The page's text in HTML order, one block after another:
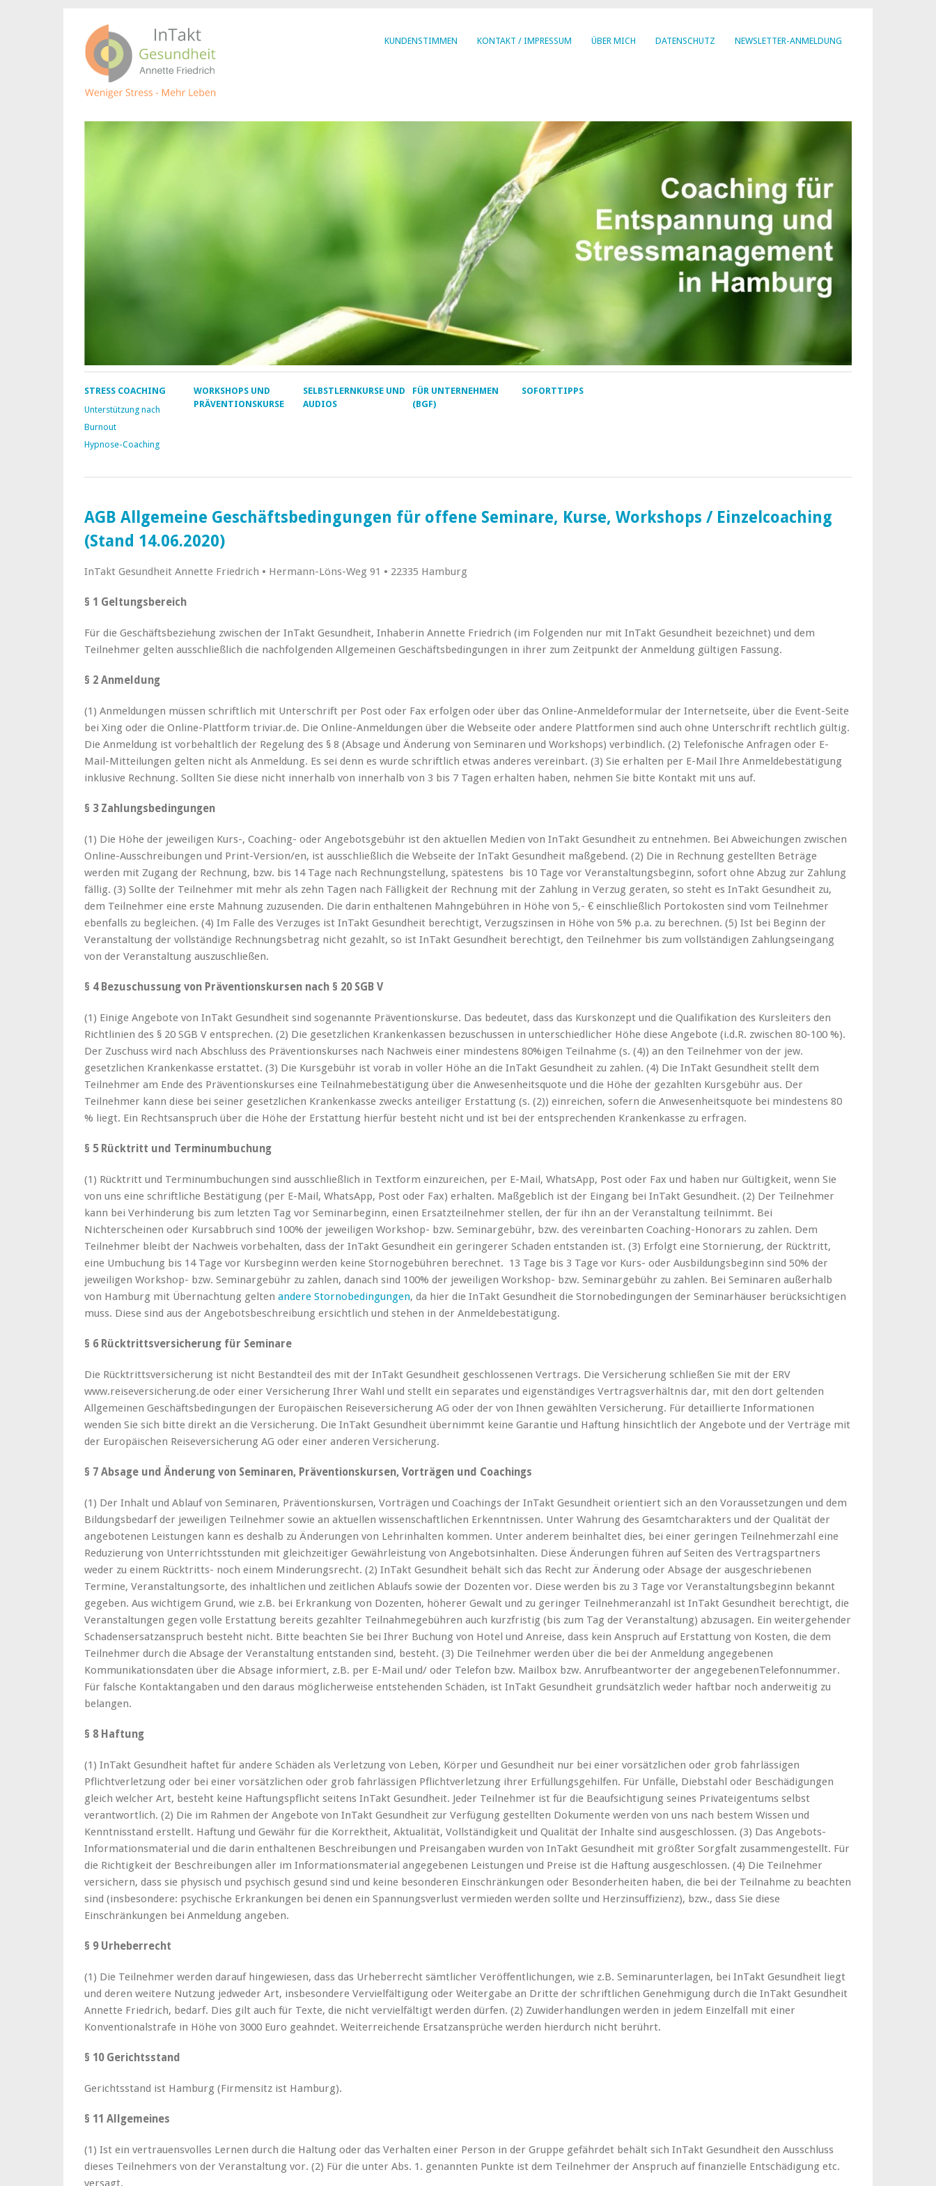
KUNDENSTIMMEN KONTAKT / IMPRESSUM ÜBER MICH DATENSCHUTZ NEWSLETTER-ANMELDUNG
STRESS COACHING
Unterstützung nach
Burnout
Hypnose-Coaching
WORKSHOPS UND
PRÄVENTIONSKURSE
SELBSTLERNKURSE UND
AUDIOS
FÜR UNTERNEHMEN
(BGF)
SOFORTTIPPS
AGB Allgemeine Geschäftsbedingungen für offene Seminare, Kurse, Workshops / Einzelcoaching
(Stand 14.06.2020)
InTakt Gesundheit Annette Friedrich • Hermann-Löns-Weg 91 • 22335 Hamburg
§ 1 Geltungsbereich
Für die Geschäftsbeziehung zwischen der InTakt Gesundheit, Inhaberin Annette Friedrich (im Folgenden nur mit InTakt Gesundheit bezeichnet) und dem
Teilnehmer gelten ausschließlich die nachfolgenden Allgemeinen Geschäftsbedingungen in ihrer zum Zeitpunkt der Anmeldung gültigen Fassung.
§ 2 Anmeldung
(1) Anmeldungen müssen schriftlich mit Unterschrift per Post oder Fax erfolgen oder über das Online-Anmeldeformular der Internetseite, über die Event-Seite
bei Xing oder die Online-Plattform triviar.de. Die Online-Anmeldungen über die Webseite oder andere Plattformen sind auch ohne Unterschrift rechtlich gültig.
Die Anmeldung ist vorbehaltlich der Regelung des § 8 (Absage und Änderung von Seminaren und Workshops) verbindlich. (2) Telefonische Anfragen oder E-
Mail-Mitteilungen gelten nicht als Anmeldung. Es sei denn es wurde schriftlich etwas anderes vereinbart. (3) Sie erhalten per E-Mail Ihre Anmeldebestätigung
inklusive Rechnung. Sollten Sie diese nicht innerhalb von innerhalb von 3 bis 7 Tagen erhalten haben, nehmen Sie bitte Kontakt mit uns auf.
§ 3 Zahlungsbedingungen
(1) Die Höhe der jeweiligen Kurs-, Coaching- oder Angebotsgebühr ist den aktuellen Medien von InTakt Gesundheit zu entnehmen. Bei Abweichungen zwischen
Online-Ausschreibungen und Print-Version/en, ist ausschließlich die Webseite der InTakt Gesundheit maßgebend. (2) Die in Rechnung gestellten Beträge
werden mit Zugang der Rechnung, bzw. bis 14 Tage nach Rechnungstellung, spätestens bis 10 Tage vor Veranstaltungsbeginn, sofort ohne Abzug zur Zahlung
fällig. (3) Sollte der Teilnehmer mit mehr als zehn Tagen nach Fälligkeit der Rechnung mit der Zahlung in Verzug geraten, so steht es InTakt Gesundheit zu,
dem Teilnehmer eine erste Mahnung zuzusenden. Die darin enthaltenen Mahngebühren in Höhe von 5,- € einschließlich Portokosten sind vom Teilnehmer
ebenfalls zu begleichen. (4) Im Falle des Verzuges ist InTakt Gesundheit berechtigt, Verzugszinsen in Höhe von 5% p.a. zu berechnen. (5) Ist bei Beginn der
Veranstaltung der vollständige Rechnungsbetrag nicht gezahlt, so ist InTakt Gesundheit berechtigt, den Teilnehmer bis zum vollständigen Zahlungseingang
von der Veranstaltung auszuschließen.
§ 4 Bezuschussung von Präventionskursen nach § 20 SGB V
(1) Einige Angebote von InTakt Gesundheit sind sogenannte Präventionskurse. Das bedeutet, dass das Kurskonzept und die Qualifikation des Kursleiters den
Richtlinien des § 20 SGB V entsprechen. (2) Die gesetzlichen Krankenkassen bezuschussen in unterschiedlicher Höhe diese Angebote (i.d.R. zwischen 80-100 %).
Der Zuschuss wird nach Abschluss des Präventionskurses nach Nachweis einer mindestens 80%igen Teilnahme (s. (4)) an den Teilnehmer von der jew.
gesetzlichen Krankenkasse erstattet. (3) Die Kursgebühr ist vorab in voller Höhe an die InTakt Gesundheit zu zahlen. (4) Die InTakt Gesundheit stellt dem
Teilnehmer am Ende des Präventionskurses eine Teilnahmebestätigung über die Anwesenheitsquote und die Höhe der gezahlten Kursgebühr aus. Der
Teilnehmer kann diese bei seiner gesetzlichen Krankenkasse zwecks anteiliger Erstattung (s. (2)) einreichen, sofern die Anwesenheitsquote bei mindestens 80
% liegt. Ein Rechtsanspruch über die Höhe der Erstattung hierfür besteht nicht und ist bei der entsprechenden Krankenkasse zu erfragen.
§ 5 Rücktritt und Terminumbuchung
(1) Rücktritt und Terminumbuchungen sind ausschließlich in Textform einzureichen, per E-Mail, WhatsApp, Post oder Fax und haben nur Gültigkeit, wenn Sie
von uns eine schriftliche Bestätigung (per E-Mail, WhatsApp, Post oder Fax) erhalten. Maßgeblich ist der Eingang bei InTakt Gesundheit. (2) Der Teilnehmer
kann bei Verhinderung bis zum letzten Tag vor Seminarbeginn, einen Ersatzteilnehmer stellen, der für ihn an der Veranstaltung teilnimmt. Bei
Nichterscheinen oder Kursabbruch sind 100% der jeweiligen Workshop- bzw. Seminargebühr, bzw. des vereinbarten Coaching-Honorars zu zahlen. Dem
Teilnehmer bleibt der Nachweis vorbehalten, dass der InTakt Gesundheit ein geringerer Schaden entstanden ist. (3) Erfolgt eine Stornierung, der Rücktritt,
eine Umbuchung bis 14 Tage vor Kursbeginn werden keine Stornogebühren berechnet. 13 Tage bis 3 Tage vor Kurs- oder Ausbildungsbeginn sind 50% der
jeweiligen Workshop- bzw. Seminargebühr zu zahlen, danach sind 100% der jeweiligen Workshop- bzw. Seminargebühr zu zahlen. Bei Seminaren außerhalb
von Hamburg mit Übernachtung gelten andere Stornobedingungen, da hier die InTakt Gesundheit die Stornobedingungen der Seminarhäuser berücksichtigen
muss. Diese sind aus der Angebotsbeschreibung ersichtlich und stehen in der Anmeldebestätigung.
§ 6 Rücktrittsversicherung für Seminare
Die Rücktrittsversicherung ist nicht Bestandteil des mit der InTakt Gesundheit geschlossenen Vertrags. Die Versicherung schließen Sie mit der ERV
www.reiseversicherung.de oder einer Versicherung Ihrer Wahl und stellt ein separates und eigenständiges Vertragsverhältnis dar, mit den dort geltenden
Allgemeinen Geschäftsbedingungen der Europäischen Reiseversicherung AG oder der von Ihnen gewählten Versicherung. Für detaillierte Informationen
wenden Sie sich bitte direkt an die Versicherung. Die InTakt Gesundheit übernimmt keine Garantie und Haftung hinsichtlich der Angebote und der Verträge mit
der Europäischen Reiseversicherung AG oder einer anderen Versicherung.
§ 7 Absage und Änderung von Seminaren, Präventionskursen, Vorträgen und Coachings
(1) Der Inhalt und Ablauf von Seminaren, Präventionskursen, Vorträgen und Coachings der InTakt Gesundheit orientiert sich an den Voraussetzungen und dem
Bildungsbedarf der jeweiligen Teilnehmer sowie an aktuellen wissenschaftlichen Erkenntnissen. Unter Wahrung des Gesamtcharakters und der Qualität der
angebotenen Leistungen kann es deshalb zu Änderungen von Lehrinhalten kommen. Unter anderem beinhaltet dies, bei einer geringen Teilnehmerzahl eine
Reduzierung von Unterrichtsstunden mit gleichzeitiger Gewährleistung von Angebotsinhalten. Diese Änderungen führen auf Seiten des Vertragspartners
weder zu einem Rücktritts- noch einem Minderungsrecht. (2) InTakt Gesundheit behält sich das Recht zur Änderung oder Absage der ausgeschriebenen
Termine, Veranstaltungsorte, des inhaltlichen und zeitlichen Ablaufs sowie der Dozenten vor. Diese werden bis zu 3 Tage vor Veranstaltungsbeginn bekannt
gegeben. Aus wichtigem Grund, wie z.B. bei Erkrankung von Dozenten, höherer Gewalt und zu geringer Teilnehmeranzahl ist InTakt Gesundheit berechtigt, die
Veranstaltungen gegen volle Erstattung bereits gezahlter Teilnahmegebühren auch kurzfristig (bis zum Tag der Veranstaltung) abzusagen. Ein weitergehender
Schadensersatzanspruch besteht nicht. Bitte beachten Sie bei Ihrer Buchung von Hotel und Anreise, dass kein Anspruch auf Erstattung von Kosten, die dem
Teilnehmer durch die Absage der Veranstaltung entstanden sind, besteht. (3) Die Teilnehmer werden über die bei der Anmeldung angegebenen
Kommunikationsdaten über die Absage informiert, z.B. per E-Mail und/ oder Telefon bzw. Mailbox bzw. Anrufbeantworter der angegebenenTelefonnummer.
Für falsche Kontaktangaben und den daraus möglicherweise entstehenden Schäden, ist InTakt Gesundheit grundsätzlich weder haftbar noch anderweitig zu
belangen.
§ 8 Haftung
(1) InTakt Gesundheit haftet für andere Schäden als Verletzung von Leben, Körper und Gesundheit nur bei einer vorsätzlichen oder grob fahrlässigen
Pflichtverletzung oder bei einer vorsätzlichen oder grob fahrlässigen Pflichtverletzung ihrer Erfüllungsgehilfen. Für Unfälle, Diebstahl oder Beschädigungen
gleich welcher Art, besteht keine Haftungspflicht seitens InTakt Gesundheit. Jeder Teilnehmer ist für die Beaufsichtigung seines Privateigentums selbst
verantwortlich. (2) Die im Rahmen der Angebote von InTakt Gesundheit zur Verfügung gestellten Dokumente werden von uns nach bestem Wissen und
Kenntnisstand erstellt. Haftung und Gewähr für die Korrektheit, Aktualität, Vollständigkeit und Qualität der Inhalte sind ausgeschlossen. (3) Das Angebots-
Informationsmaterial und die darin enthaltenen Beschreibungen und Preisangaben wurden von InTakt Gesundheit mit größter Sorgfalt zusammengestellt. Für
die Richtigkeit der Beschreibungen aller im Informationsmaterial angegebenen Leistungen und Preise ist die Haftung ausgeschlossen. (4) Die Teilnehmer
versichern, dass sie physisch und psychisch gesund sind und keine besonderen Einschränkungen oder Besonderheiten haben, die bei der Teilnahme zu beachten
sind (insbesondere: psychische Erkrankungen bei denen ein Spannungsverlust vermieden werden sollte und Herzinsuffizienz), bzw., dass Sie diese
Einschränkungen bei Anmeldung angeben.
§ 9 Urheberrecht
(1) Die Teilnehmer werden darauf hingewiesen, dass das Urheberrecht sämtlicher Veröffentlichungen, wie z.B. Seminarunterlagen, bei InTakt Gesundheit liegt
und deren weitere Nutzung jedweder Art, insbesondere Vervielfältigung oder Weitergabe an Dritte der schriftlichen Genehmigung durch die InTakt Gesundheit
Annette Friedrich, bedarf. Dies gilt auch für Texte, die nicht vervielfältigt werden dürfen. (2) Zuwiderhandlungen werden in jedem Einzelfall mit einer
Konventionalstrafe in Höhe von 3000 Euro geahndet. Weiterreichende Ersatzansprüche werden hierdurch nicht berührt.
§ 10 Gerichtsstand
Gerichtsstand ist Hamburg (Firmensitz ist Hamburg).
§ 11 Allgemeines
(1) Ist ein vertrauensvolles Lernen durch die Haltung oder das Verhalten einer Person in der Gruppe gefährdet behält sich InTakt Gesundheit den Ausschluss
dieses Teilnehmers von der Veranstaltung vor. (2) Für die unter Abs. 1. genannten Punkte ist dem Teilnehmer der Anspruch auf finanzielle Entschädigung etc.
versagt.